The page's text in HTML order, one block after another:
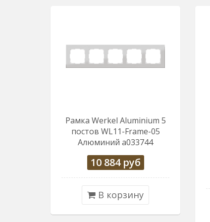
Рамка Werkel Aluminium 5
постов WL11-Frame-05
Алюминий a033744
10 884руб
В корзину